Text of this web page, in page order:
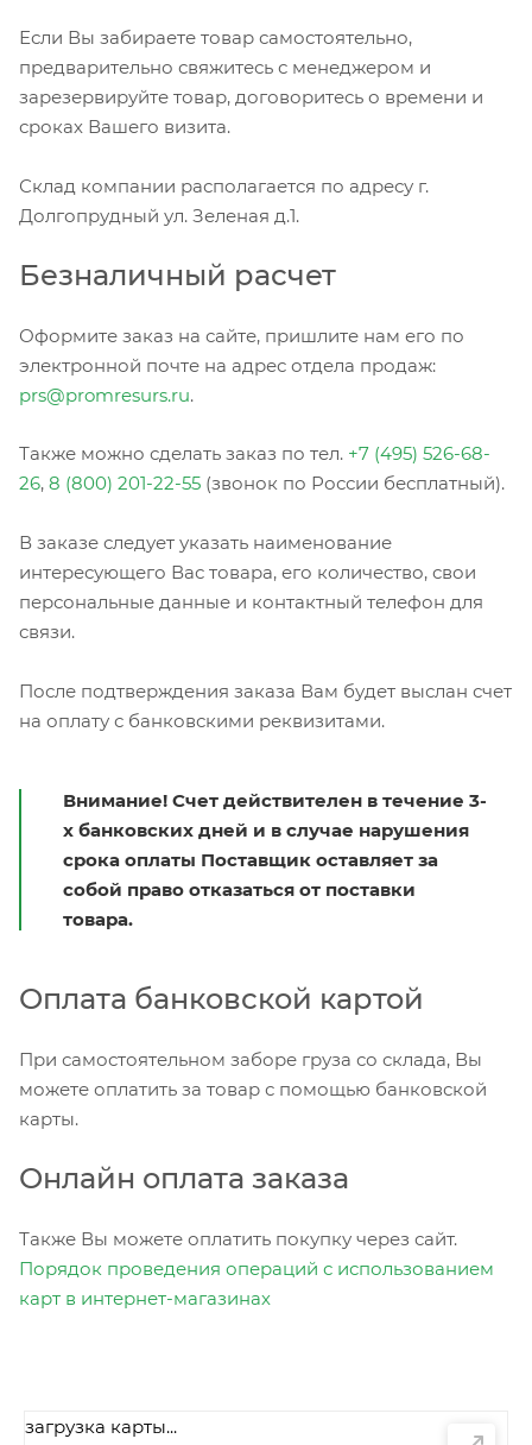
Если Вы забираете товар самостоятельно,
предварительно свяжитесь с менеджером и
зарезервируйте товар, договоритесь о времени и
сроках Вашего визита.
Склад компании располагается по адресу г.
Долгопрудный ул. Зеленая д.1.
Безналичный расчет
Оформите заказ на сайте, пришлите нам его по
электронной почте на адрес отдела продаж:
prs@promresurs.ru.
Также можно сделать заказ по тел. +7 (495) 526-68-
26, 8 (800) 201-22-55 (звонок по России бесплатный).
В заказе следует указать наименование
интересующего Вас товара, его количество, свои
персональные данные и контактный телефон для
связи.
После подтверждения заказа Вам будет выслан счет
на оплату с банковскими реквизитами.
Внимание! Счет действителен в течение 3-
х банковских дней и в случае нарушения
срока оплаты Поставщик оставляет за
собой право отказаться от поставки
товара.
Оплата банковской картой
При самостоятельном заборе груза со склада, Вы
можете оплатить за товар с помощью банковской
карты.
Онлайн оплата заказа
Также Вы можете оплатить покупку через сайт.
Порядок проведения операций с использованием
карт в интернет-магазинах
загрузка карты...